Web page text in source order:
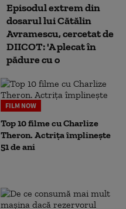
Episodul extrem din
dosarul lui Cătălin
Avramescu, cercetat de
DIICOT: 'A plecat în
pădure cu o
FILM NOW
Top 10 filme cu Charlize
Theron. Actrița împlinește
51 de ani